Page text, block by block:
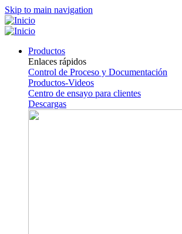
Skip to main navigation
Productos
Enlaces rápidos
Control de Proceso y Documentación
Productos-Videos
Centro de ensayo para clientes
Descargas